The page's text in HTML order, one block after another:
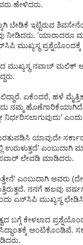
ಹೇಳಿದರು.
ಬೇಡಿಕೆ ಇಟ್ಟಿರುವ
ನೀಡಿದರು. ’ಯಾರಾದರೂ
ಸಿಪಿ ಮುಖ್ಯಸ್ಥ ಪ್ರಶ್ನೆಯೊಂದಕ್ಕೆ
ಮುಖ್ಯಸ್ಥ ನವಾಬ್ ಮಲಿಕ್
.
. ಏಕೆಂದರೆ, ಹಳೆ
ನಮ್ಮ ಹೊಣೆಗಾರಿಕೆಯಾಗಿದೆ
ನಿರ್ಧರಿಸಲಾಗುವುದು’ ಎಂದು
ಯಾವುದೇ
ಉರುಳುತ್ತದೆ’ ಎಂಬುದಾಗಿ
ಲೇವಡಿ ಮಾಡಿದರು.
’ ಎಂಬುದಾಗಿ ಅವರು (
. ನನಗೆ ಹಲವು
ಎನ್ಸಿಪಿ ಮುಖ್ಯಸ್ಥ
ಬಗ್ಗೆ ಕೇಳಲಾದ
ಅಂಟಿಕೊಂಡಿವೆ.
.